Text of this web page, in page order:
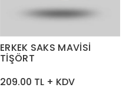
ERKEK SAKS MAVİSİ
TİŞÖRT
209.00 TL + KDV